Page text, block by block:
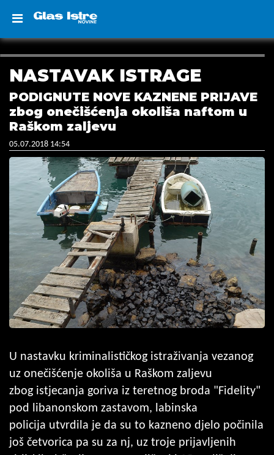
NASTAVAK ISTRAGE
PODIGNUTE NOVE KAZNENE PRIJAVE
zbog onečišćenja okoliša naftom u
Raškom zaljevu
05.07.2018 14:54
U nastavku kriminalističkog istraživanja vezanog
uz onečišćenje okoliša u Raškom zaljevu
zbog istjecanja goriva iz teretnog broda "Fidelity"
pod libanonskom zastavom, labinska
policija utvrdila je da su to kazneno djelo počinila
još četvorica pa su za nj, uz troje prijavljenih